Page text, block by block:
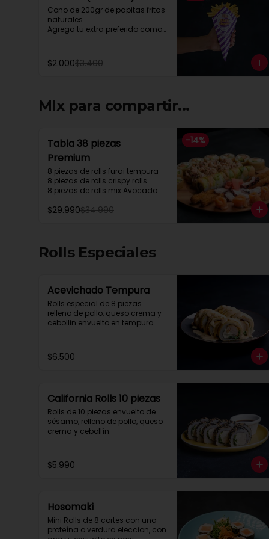
Cono de 200gr de papitas fritas
naturales.
Agrega tu extra preferido como
y mucho mas....
$2.000$3.400
MIx para compartir...
-14%
Tabla 38 piezas
Premium
8 piezas de rolls furai tempura
8 piezas de rolls crispy rolls
8 piezas de rolls mix Avocado
5 cortes sashimi pulpo
$29.990$34.990
Rolls Especiales
Acevichado Tempura
Rolls especial de 8 piezas
relleno de pollo, queso crema y
cebollin envuelto en tempura
$6.500
California Rolls 10 piezas
Rolls de 10 piezas envuelto de
sésamo, relleno de pollo, queso
crema y cebollín.
$5.990
Hosomaki
Mini Rolls de 8 cortes con una
proteína o verdura eleccion, con